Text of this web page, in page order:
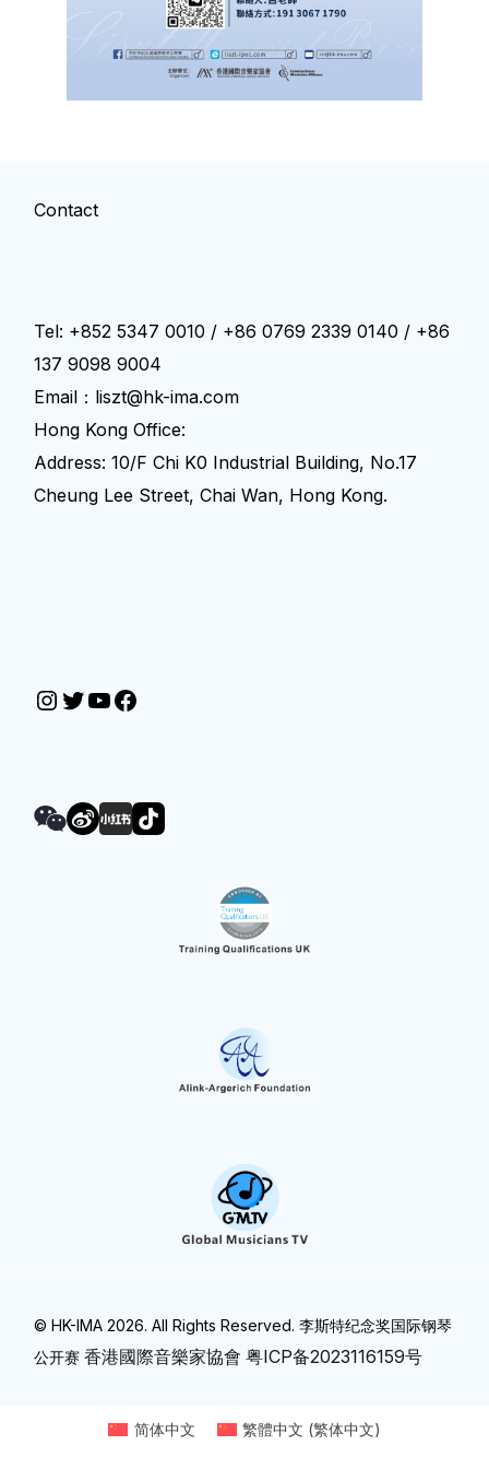
Contact
Tel: +852 5347 0010 / +86 0769 2339 0140 / +86
137 9098 9004
Email：liszt@hk-ima.com
Hong Kong Office:
Address: 10/F Chi K0 Industrial Building, No.17
Cheung Lee Street, Chai Wan, Hong Kong.
© HK-IMA 2026. All Rights Reserved. 李斯特纪念奖国际钢琴
公开赛香港國際音樂家協會 粤ICP备2023116159号
简体中文 繁體中文 (繁体中文)